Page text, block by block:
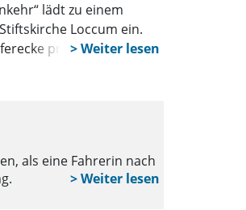
lädt zu einem
Loccum ein.
präsentiert
als eine Fahrerin nach